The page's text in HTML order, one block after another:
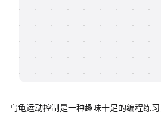
乌龟运动控制是一种趣味十足的编程练